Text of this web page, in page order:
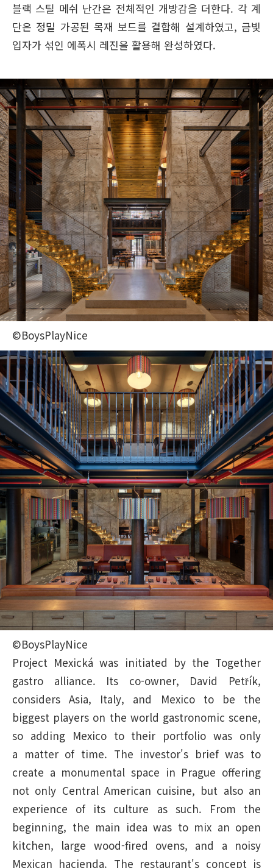
블랙 스틸 메쉬 난간은 전체적인 개방감을 더한다. 각 계
단은 정밀 가공된 목재 보드를 결합해 설계하였고, 금빛
입자가 섞인 에폭시 레진을 활용해 완성하였다.
©BoysPlayNice
©BoysPlayNice
Project Mexická was initiated by the Together
gastro alliance. Its co-owner, David Petřík,
considers Asia, Italy, and Mexico to be the
biggest players on the world gastronomic scene,
so adding Mexico to their portfolio was only
a matter of time. The investor's brief was to
create a monumental space in Prague offering
not only Central American cuisine, but also an
experience of its culture as such. From the
beginning, the main idea was to mix an open
kitchen, large wood-fired ovens, and a noisy
Mexican hacienda. The restaurant's concept is